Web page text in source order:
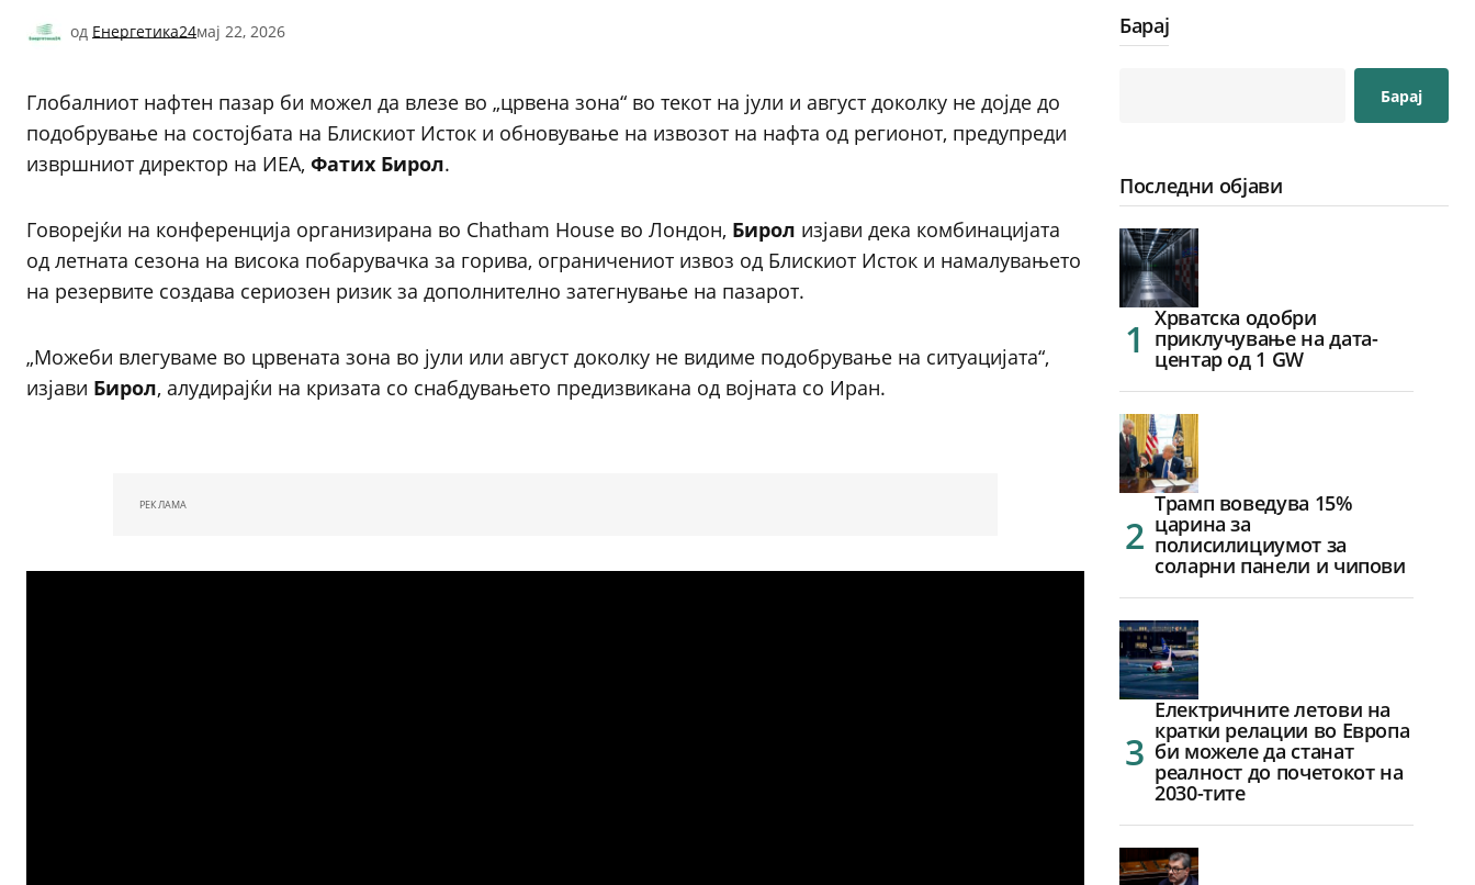
од Енергетика24мај 22, 2026
Глобалниот нафтен пазар би можел да влезе во „црвена зона“ во текот на јули и август доколку не дојде до
подобрување на состојбата на Блискиот Исток и обновување на извозот на нафта од регионот, предупреди
извршниот директор на ИЕА, Фатих Бирол.
Говорејќи на конференција организирана во Chatham House во Лондон, Бирол изјави дека комбинацијата
од летната сезона на висока побарувачка за горива, ограничениот извоз од Блискиот Исток и намалувањето
на резервите создава сериозен ризик за дополнително затегнување на пазарот.
„Можеби влегуваме во црвената зона во јули или август доколку не видиме подобрување на ситуацијата“,
изјави Бирол, алудирајќи на кризата со снабдувањето предизвикана од војната со Иран.
РЕКЛАМА
Барај
Барај
Последни објави
Хрватска одобри
приклучување на дата-
центар од 1 GW
Трамп воведува 15%
царина за
полисилициумот за
соларни панели и чипови
Електричните летови на
кратки релации во Европа
би можеле да станат
реалност до почетокот на
2030-тите